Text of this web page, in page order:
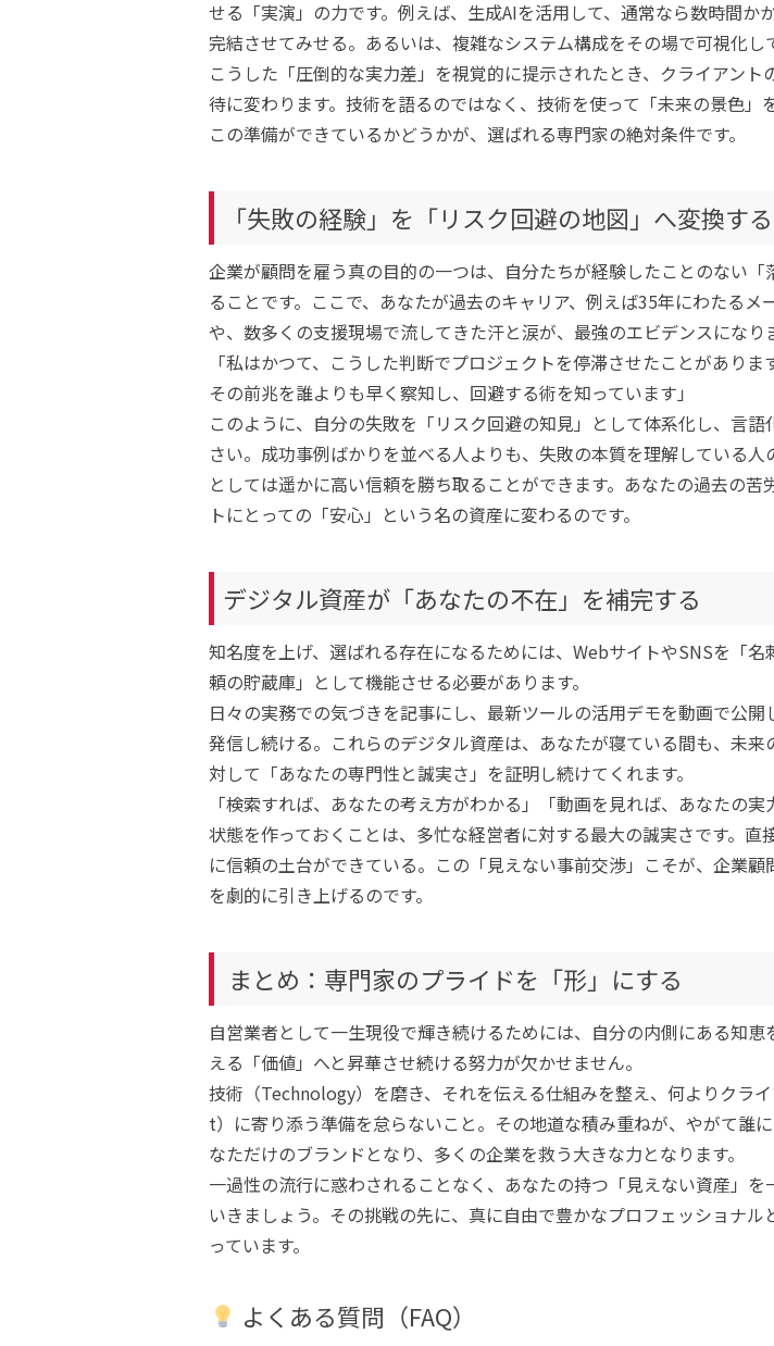
せる「実演」の力です。例えば、生成AIを活用して、通常なら数時間か
完結させてみせる。あるいは、複雑なシステム構成をその場で可視化し
こうした「圧倒的な実力差」を視覚的に提示されたとき、クライアント
待に変わります。技術を語るのではなく、技術を使って「未来の景色」
この準備ができているかどうかが、選ばれる専門家の絶対条件です。
「失敗の経験」を「リスク回避の地図」へ変換する
企業が顧問を雇う真の目的の一つは、自分たちが経験したことのない「
ることです。ここで、あなたが過去のキャリア、例えば35年にわたるメ
や、数多くの支援現場で流してきた汗と涙が、最強のエビデンスになり
「私はかつて、こうした判断でプロジェクトを停滞させたことがありま
その前兆を誰よりも早く察知し、回避する術を知っています」
このように、自分の失敗を「リスク回避の知見」として体系化し、言語
さい。成功事例ばかりを並べる人よりも、失敗の本質を理解している人
としては遥かに高い信頼を勝ち取ることができます。あなたの過去の苦
トにとっての「安心」という名の資産に変わるのです。
デジタル資産が「あなたの不在」を補完する
知名度を上げ、選ばれる存在になるためには、WebサイトやSNSを「名
頼の貯蔵庫」として機能させる必要があります。
日々の実務での気づきを記事にし、最新ツールの活用デモを動画で公開
発信し続ける。これらのデジタル資産は、あなたが寝ている間も、未来
対して「あなたの専門性と誠実さ」を証明し続けてくれます。
「検索すれば、あなたの考え方がわかる」「動画を見れば、あなたの実
状態を作っておくことは、多忙な経営者に対する最大の誠実さです。直
に信頼の土台ができている。この「見えない事前交渉」こそが、企業顧
を劇的に引き上げるのです。
まとめ：専門家のプライドを「形」にする
自営業者として一生現役で輝き続けるためには、自分の内側にある知恵
える「価値」へと昇華させ続ける努力が欠かせません。
技術（Technology）を磨き、それを伝える仕組みを整え、何よりクラ
t）に寄り添う準備を怠らないこと。その地道な積み重ねが、やがて誰
なただけのブランドとなり、多くの企業を救う大きな力となります。
一過性の流行に惑わされることなく、あなたの持つ「見えない資産」を
いきましょう。その挑戦の先に、真に自由で豊かなプロフェッショナル
っています。
よくある質問（FAQ）